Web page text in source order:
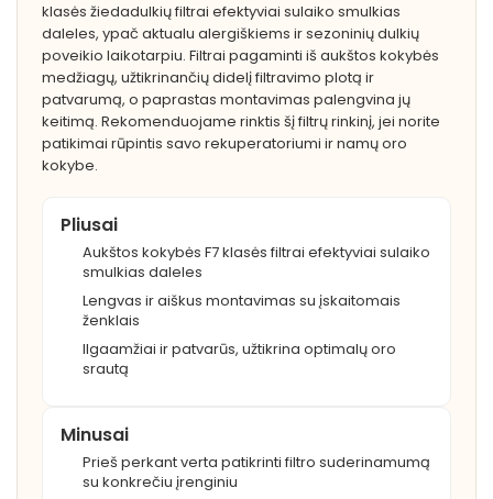
klasės žiedadulkių filtrai efektyviai sulaiko smulkias
daleles, ypač aktualu alergiškiems ir sezoninių dulkių
poveikio laikotarpiu. Filtrai pagaminti iš aukštos kokybės
medžiagų, užtikrinančių didelį filtravimo plotą ir
patvarumą, o paprastas montavimas palengvina jų
keitimą. Rekomenduojame rinktis šį filtrų rinkinį, jei norite
patikimai rūpintis savo rekuperatoriumi ir namų oro
kokybe.
Pliusai
Aukštos kokybės F7 klasės filtrai efektyviai sulaiko
smulkias daleles
Lengvas ir aiškus montavimas su įskaitomais
ženklais
Ilgaamžiai ir patvarūs, užtikrina optimalų oro
srautą
Minusai
Prieš perkant verta patikrinti filtro suderinamumą
su konkrečiu įrenginiu